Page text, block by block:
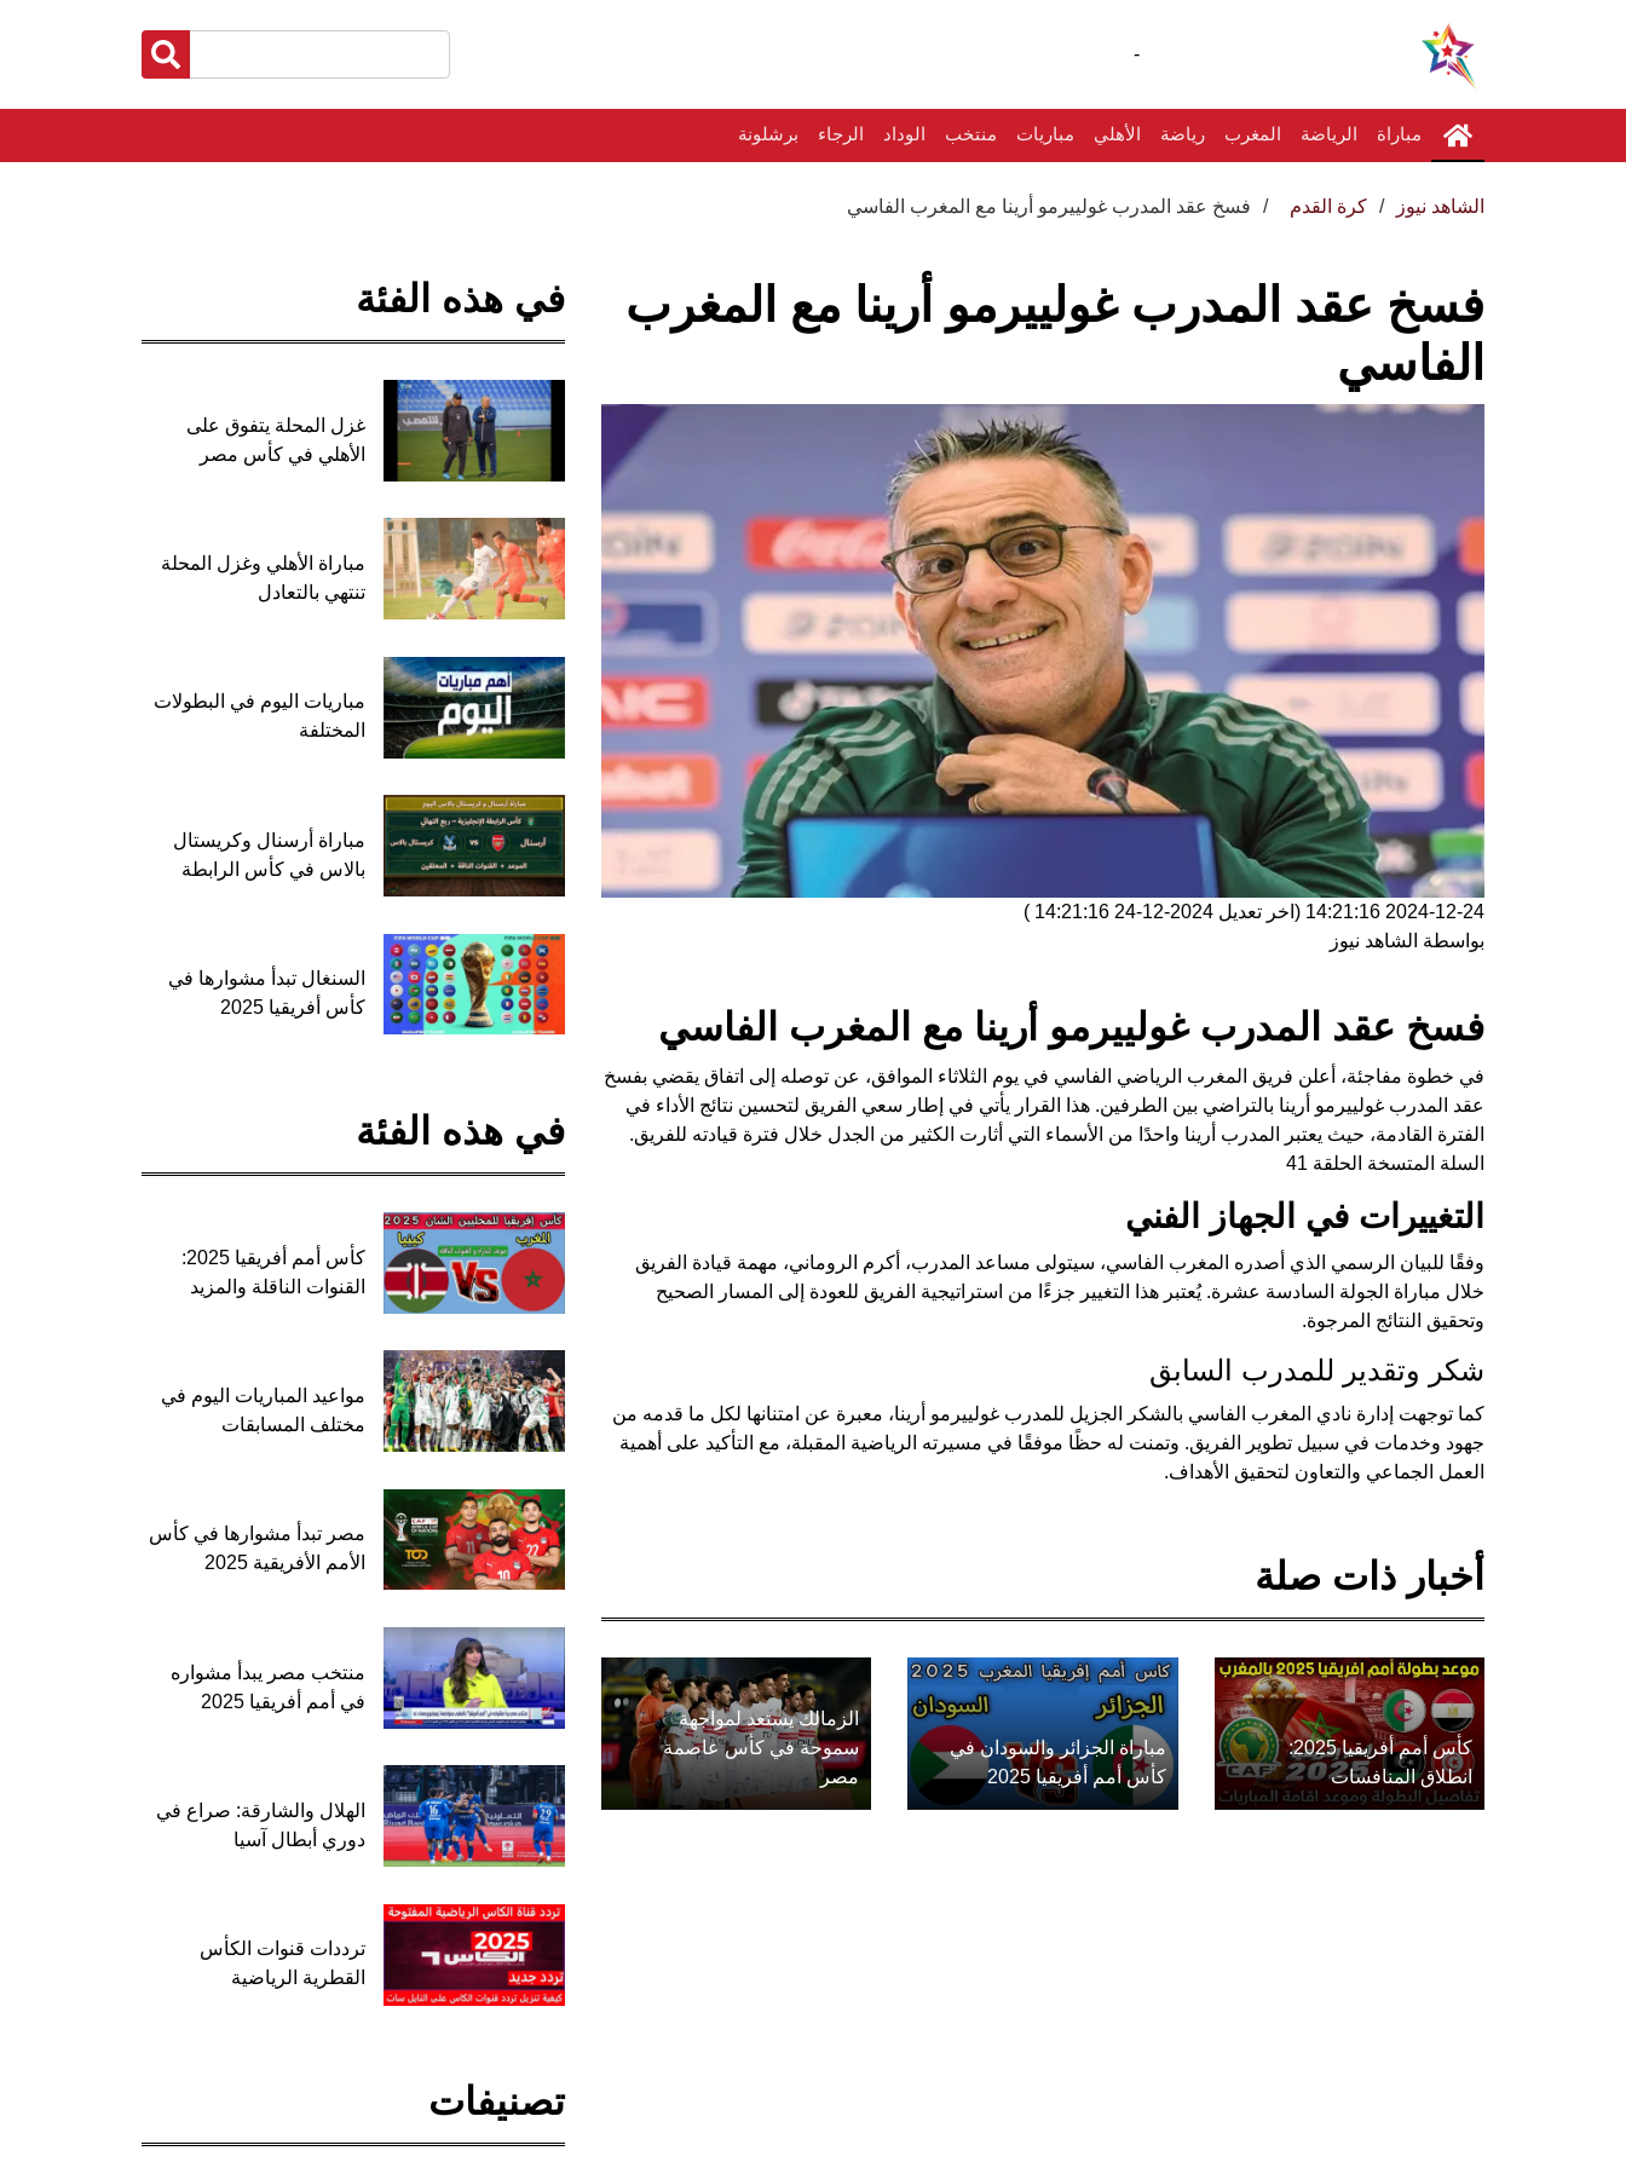
-
مباراة الرياضة المغرب رياضة الأهلي مباريات منتخب الوداد الرجاء برشلونة
الشاهد نيوز كرة القدم فسخ عقد المدرب غولييرمو أرينا مع المغرب الفاسي
فسخ عقد المدرب غولييرمو أرينا مع المغرب
الفاسي
2024-12-24 14:21:16 (اخر تعديل 2024-12-24 14:21:16
)
بواسطة الشاهد نيوز
فسخ عقد المدرب غولييرمو أرينا مع المغرب الفاسي
في خطوة مفاجئة، أعلن فريق المغرب الرياضي الفاسي في يوم الثلاثاء الموافق، عن توصله إلى اتفاق يقضي بفسخ
عقد المدرب غولييرمو أرينا بالتراضي بين الطرفين. هذا القرار يأتي في إطار سعي الفريق لتحسين نتائج الأداء في
الفترة القادمة، حيث يعتبر المدرب أرينا واحدًا من الأسماء التي أثارت الكثير من الجدل خلال فترة قيادته للفريق.
السلة المتسخة الحلقة 41
التغييرات في الجهاز الفني
وفقًا للبيان الرسمي الذي أصدره المغرب الفاسي، سيتولى مساعد المدرب، أكرم الروماني، مهمة قيادة الفريق
خلال مباراة الجولة السادسة عشرة. يُعتبر هذا التغيير جزءًا من استراتيجية الفريق للعودة إلى المسار الصحيح
وتحقيق النتائج المرجوة.
شكر وتقدير للمدرب السابق
كما توجهت إدارة نادي المغرب الفاسي بالشكر الجزيل للمدرب غولييرمو أرينا، معبرة عن امتنانها لكل ما قدمه من
جهود وخدمات في سبيل تطوير الفريق. وتمنت له حظًا موفقًا في مسيرته الرياضية المقبلة، مع التأكيد على أهمية
العمل الجماعي والتعاون لتحقيق الأهداف.
أخبار ذات صلة
كأس أمم أفريقيا 2025:
انطلاق المنافسات
مباراة الجزائر والسودان في
كأس أمم أفريقيا 2025
الزمالك يستعد لمواجهة
سموحة في كأس عاصمة
مصر
في هذه الفئة
غزل المحلة يتفوق على
الأهلي في كأس مصر
مباراة الأهلي وغزل المحلة
تنتهي بالتعادل
مباريات اليوم في البطولات
المختلفة
مباراة أرسنال وكريستال
بالاس في كأس الرابطة
السنغال تبدأ مشوارها في
كأس أفريقيا 2025
في هذه الفئة
كأس أمم أفريقيا 2025:
القنوات الناقلة والمزيد
مواعيد المباريات اليوم في
مختلف المسابقات
مصر تبدأ مشوارها في كأس
الأمم الأفريقية 2025
منتخب مصر يبدأ مشواره
في أمم أفريقيا 2025
الهلال والشارقة: صراع في
دوري أبطال آسيا
ترددات قنوات الكأس
القطرية الرياضية
تصنيفات